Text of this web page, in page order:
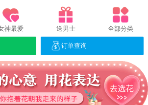
神最爱 送男士 全部分类
订单查询